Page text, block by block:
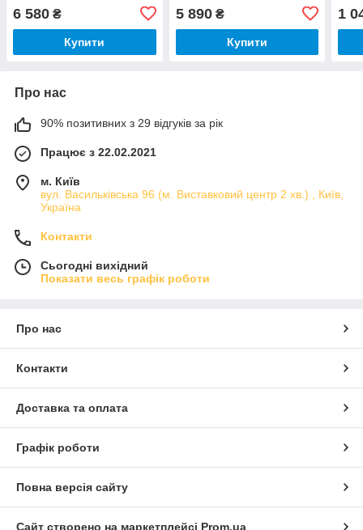
M452nw, M477fdn,
M477fnw, M377dw,
6 580 ₴
Купити
M452nw, M477fdn,
M477fnw, M377dw,
M377fdw Pro
5 890₴
Купити
1
Про нас
90% позитивних з 29 відгуків за рік
Працює з 22.02.2021
м. Київ
вул. Васильківська 96 (м. Виставковий центр 2 хв.) , Київ,
Україна
Контакти
Сьогодні вихідний
Показати весь графік роботи
Про нас
Контакти
Доставка та оплата
Графік роботи
Повна версія сайту
Сайт створено на маркетплейсі Prom.ua